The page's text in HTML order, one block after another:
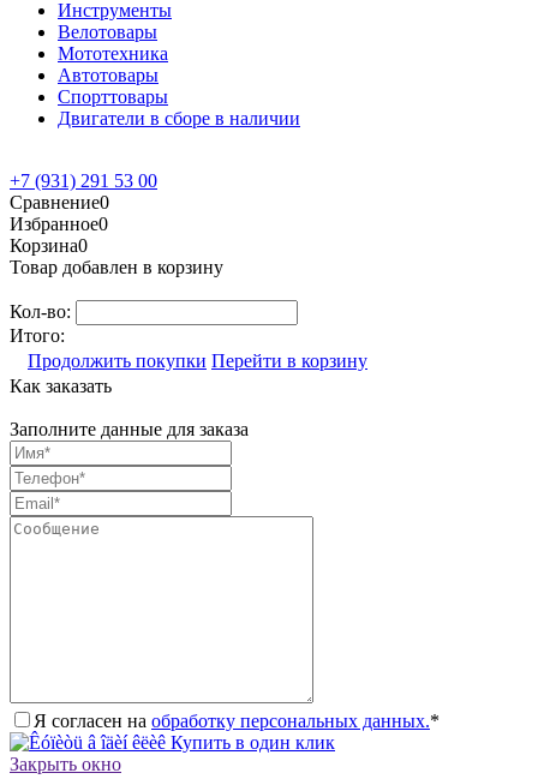
Инструменты
Велотовары
Мототехника
Автотовары
Спорттовары
Двигатели в сборе в наличии
+7 (931) 291 53 00
Сравнение0
Избранное0
Корзина0
Товар добавлен в корзину
Кол-во:
Итого:
Продолжить покупки Перейти в корзину
Как заказать
Заполните данные для заказа
Я согласен на обработку персональных данных.*
Купить в один клик
Закрыть окно